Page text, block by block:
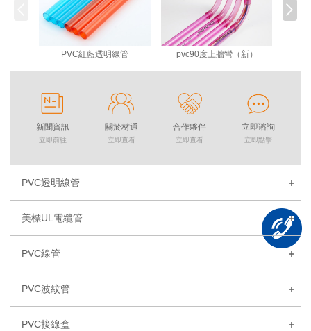
PVC紅藍透明線管 pvc90度上牆彎（新）
新聞資訊
立即前往
關於材通
立即查看
合作夥伴
立即查看
立即谘詢
立即點擊
PVC透明線管
美標UL電纜管
PVC線管
PVC波紋管
PVC接線盒